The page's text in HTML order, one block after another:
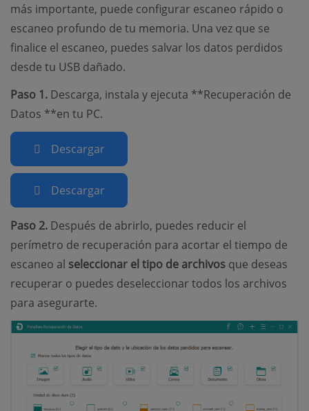
más importante, puede configurar escaneo rápido o
escaneo profundo de tu memoria. Una vez que se
finalice el escaneo, puedes salvar los datos perdidos
desde tu USB dañado.
Paso 1. Descarga, instala y ejecuta **Recuperación de
Datos **en tu PC.
Descargar
Descargar
Paso 2. Después de abrirlo, puedes reducir el
perímetro de recuperación para acortar el tiempo de
escaneo al seleccionar el tipo de archivos que deseas
recuperar o puedes deseleccionar todos los archivos
para asegurarte.